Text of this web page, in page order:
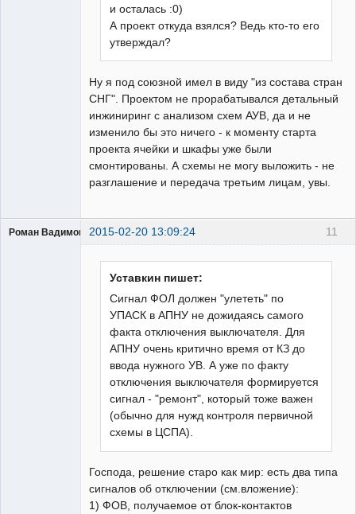
и осталась :0)
А проект откуда взялся? Ведь кто-то его
утверждал?
Ну я под союзной имел в виду "из состава стран
СНГ". Проектом не прорабатывался детальный
инжиниринг с анализом схем АУВ, да и не
изменило бы это ничего - к моменту старта
проекта ячейки и шкафы уже были
смонтированы. А схемы не могу выложить - не
разглашение и передача третьим лицам, увы.
11
Роман Вадимович2015-02-20 13:09:24
Уставкин пишет:
Сигнал ФОЛ должен "улететь" по
УПАСК в АПНУ не дожидаясь самого
факта отключения выключателя. Для
АПНУ очень критично время от КЗ до
ввода нужного УВ. А уже по факту
отключения выключателя формируется
сигнал - "ремонт", который тоже важен
(обычно для нужд контроля первичной
схемы в ЦСПА).
Господа, решение старо как мир: есть два типа
сигналов об отключении (см.вложение):
1) ФОВ, получаемое от блок-контактов